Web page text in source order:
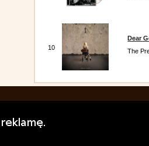
10
Dear
The